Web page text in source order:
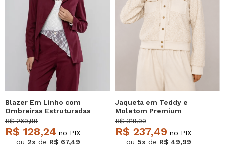
Blazer Em Linho com
Ombreiras Estruturadas
Bordô Salvatore
R$ 269,99
R$ 128,24 no PIX
ou 2x de R$ 67,49
Jaqueta em Teddy e
Moletom Premium
Marfim Salvatore
R$ 319,99
R$ 237,49 no PIX
ou 5x de R$ 49,99